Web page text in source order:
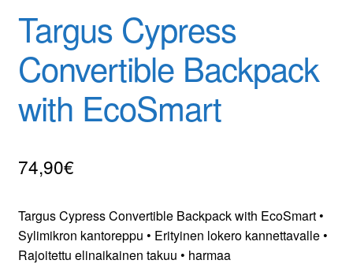
Targus Cypress
Convertible Backpack
with EcoSmart
74,90€
Targus Cypress Convertible Backpack with EcoSmart •
Sylimikron kantoreppu • Erityinen lokero kannettavalle •
Rajoitettu elinaikainen takuu • harmaa